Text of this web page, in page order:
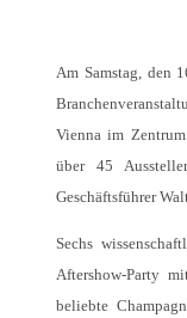
Am Samstag, den
Vienna im
über 45
Geschäftsführer
Sechs
Aftershow-Party
beliebte